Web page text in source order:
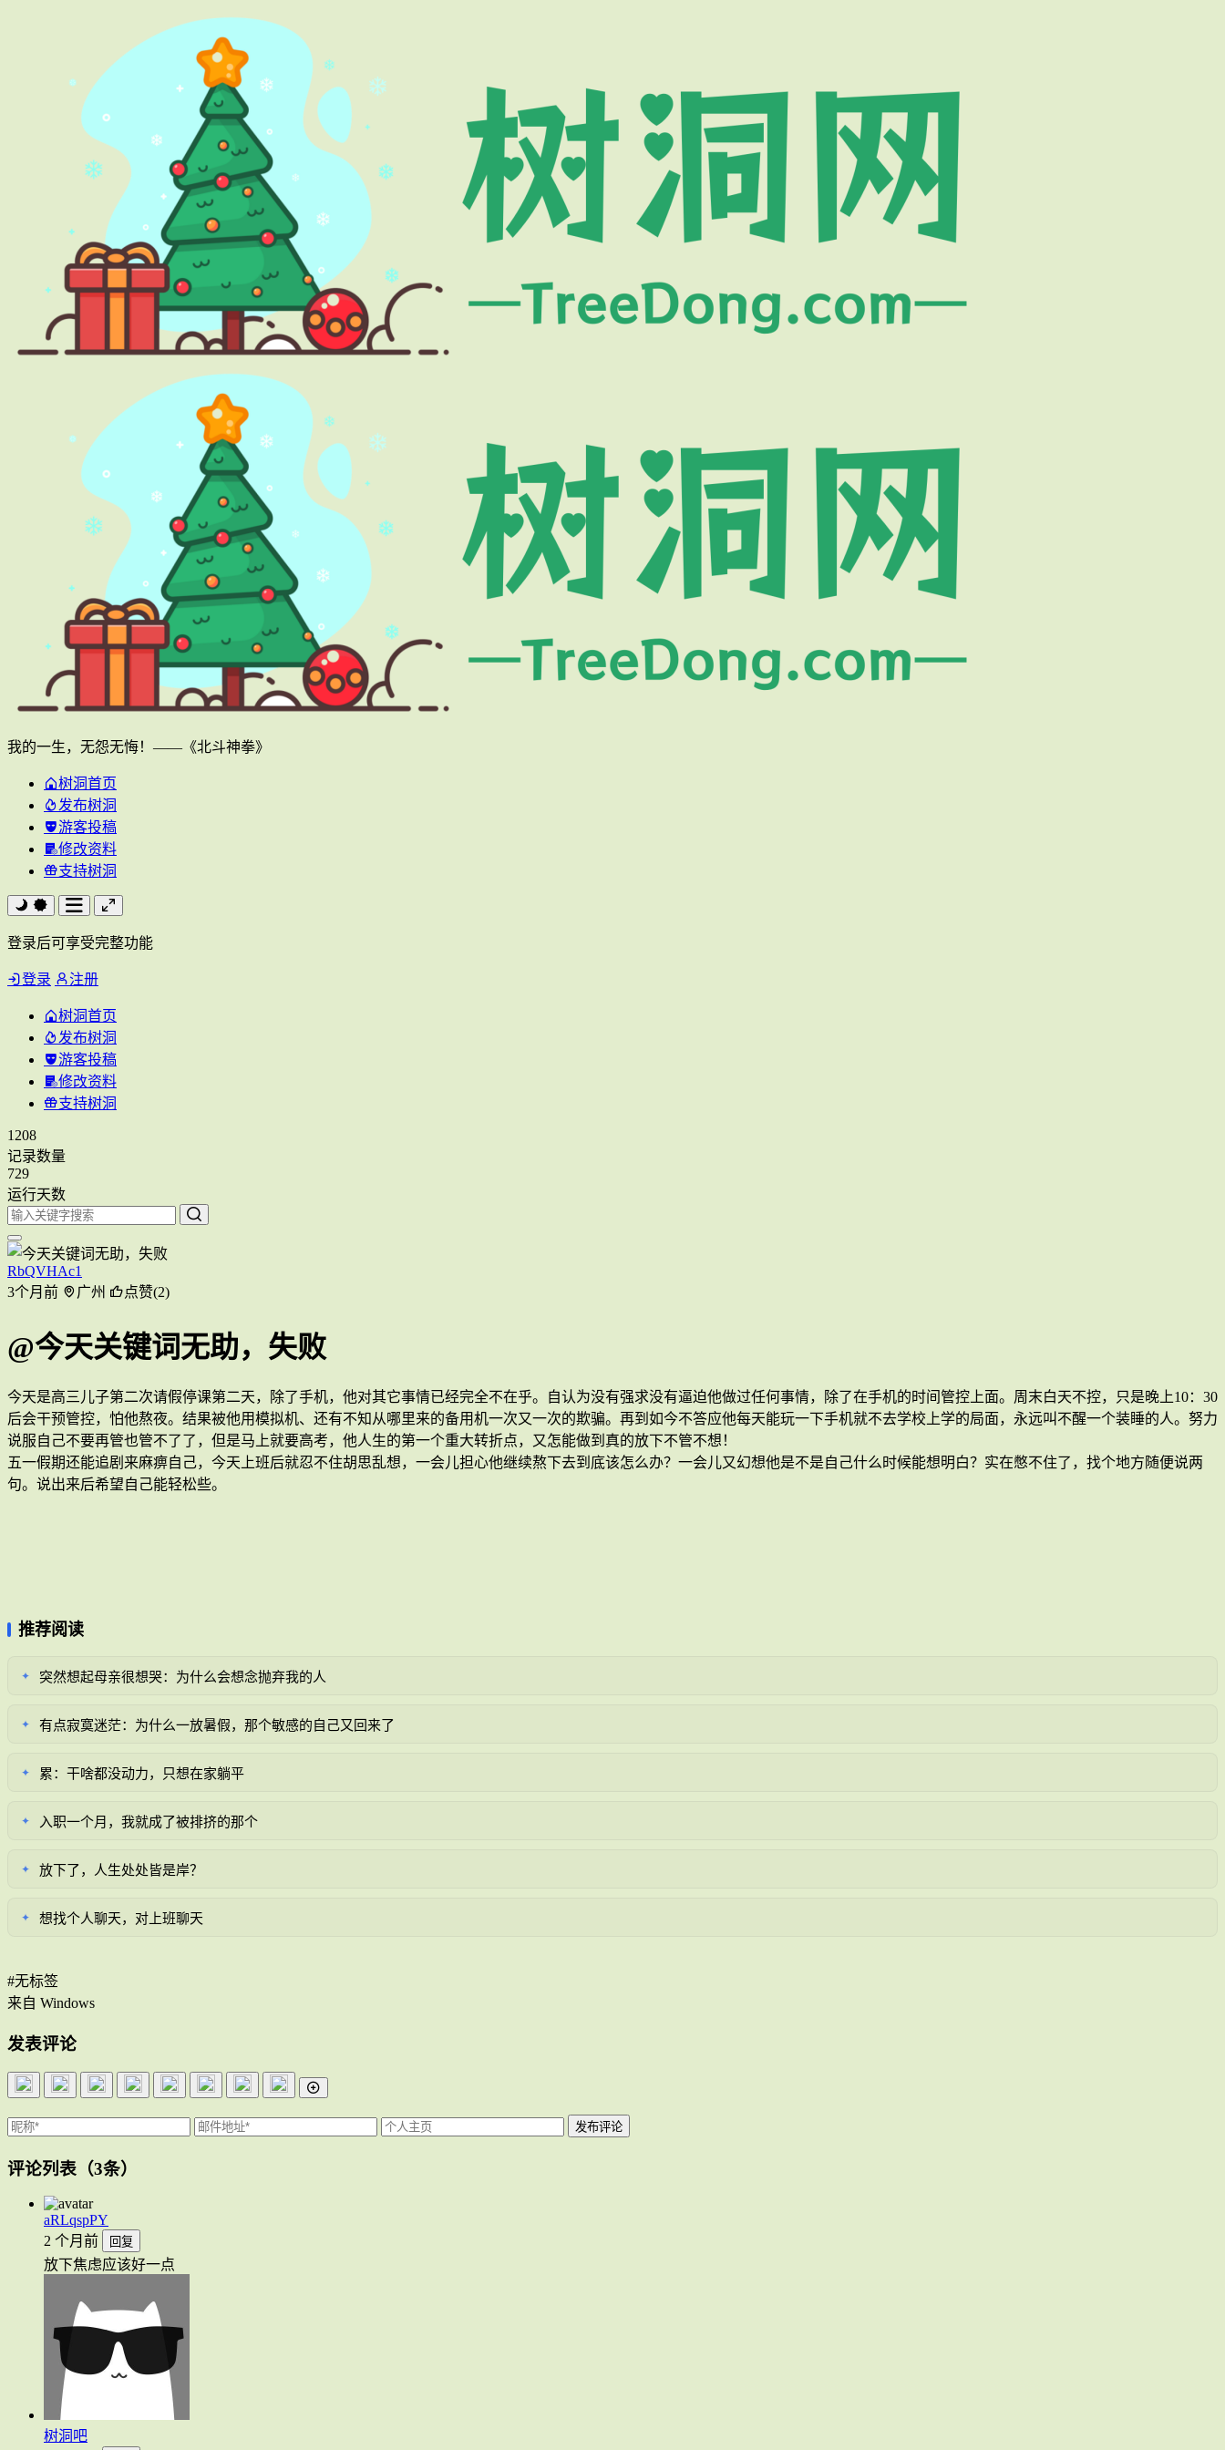
我的一生，无怨无悔！——《北斗神拳》
树洞首页
发布树洞
游客投稿
修改资料
支持树洞
登录后可享受完整功能
登录 注册
树洞首页
发布树洞
游客投稿
修改资料
支持树洞
1208
记录数量
729
运行天数
RbQVHAc1
3个月前
广州 点赞(2)
@今天关键词无助，失败
今天是高三儿子第二次请假停课第二天，除了手机，他对其它事情已经完全不在乎。自认为没有强求没有逼迫他做过任何事情，除了在手机的时间管控上面。周末白天不控，只是晚上10：30
后会干预管控，怕他熬夜。结果被他用模拟机、还有不知从哪里来的备用机一次又一次的欺骗。再到如今不答应他每天能玩一下手机就不去学校上学的局面，永远叫不醒一个装睡的人。努力
说服自己不要再管也管不了了，但是马上就要高考，他人生的第一个重大转折点，又怎能做到真的放下不管不想！
五一假期还能追剧来麻痹自己，今天上班后就忍不住胡思乱想，一会儿担心他继续熬下去到底该怎么办？一会儿又幻想他是不是自己什么时候能想明白？实在憋不住了，找个地方随便说两
句。说出来后希望自己能轻松些。
推荐阅读
✦ 突然想起母亲很想哭：为什么会想念抛弃我的人
✦ 有点寂寞迷茫：为什么一放暑假，那个敏感的自己又回来了
✦ 累：干啥都没动力，只想在家躺平
✦ 入职一个月，我就成了被排挤的那个
✦ 放下了，人生处处皆是岸？
✦ 想找个人聊天，对上班聊天
#无标签
来自 Windows
发表评论
评论列表 （3条）
aRLqspPY
2 个月前
回复
放下焦虑应该好一点
树洞吧